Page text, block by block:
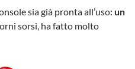
sia già pronta all’uso: un
sorsi, ha fatto molto